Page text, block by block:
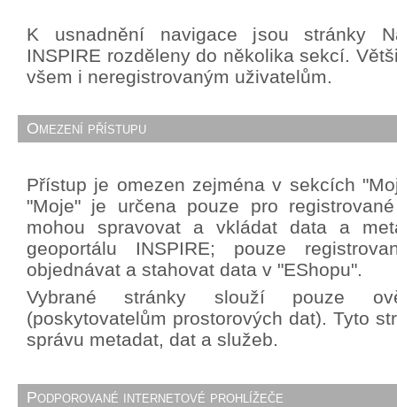
K usnadnění navigace jsou stránky
INSPIRE rozděleny do několika sekcí.
všem i neregistrovaným uživatelům.
Omezení přístupu
Přístup je omezen zejména v sekcích
"Moje" je určena pouze pro
mohou spravovat a vkládat data a
geoportálu INSPIRE; pouze
objednávat a stahovat data v "EShopu".
Vybrané stránky slouží pouze
(poskytovatelům prostorových dat). Tyto
správu metadat, dat a služeb.
Podporované internetové prohlížeče